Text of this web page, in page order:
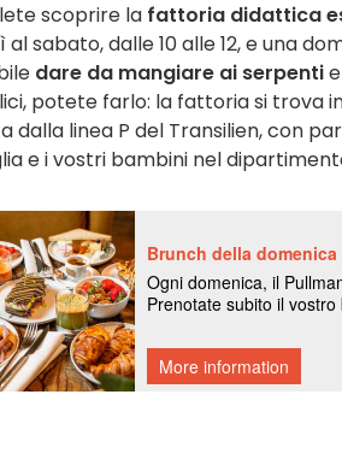
scoprire la fattoria didattica
al sabato, dalle 10 alle 12, e una
dare da mangiare ai serpenti
potete farlo: la fattoria si trova
dalla linea P del Transilien, con
e i vostri bambini nel